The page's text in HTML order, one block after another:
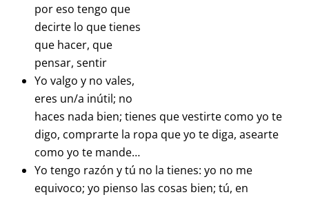
por eso tengo que
decirte lo que tienes
que hacer, que
pensar, sentir
Yo valgo y no vales,
eres un/a inútil; no
haces nada bien; tienes que vestirte como yo te
digo, comprarte la ropa que yo te diga, asearte
como yo te mande…
Yo tengo razón y tú no la tienes: yo no me
equivoco; yo pienso las cosas bien; tú, en